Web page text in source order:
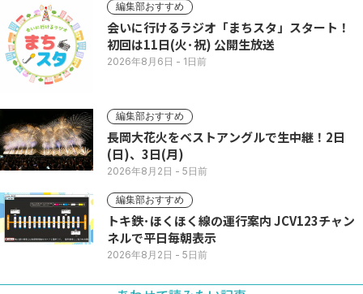
編集部おすすめ
会いに行けるラジオ「まちスタ」スタート！
初回は11日(火･祝) 公開生放送
2026年8月6日 - 1日前
編集部おすすめ
長岡大花火をベストアングルで生中継！2日
(日)、3日(月)
2026年8月2日 - 5日前
編集部おすすめ
トキ鉄･ほくほく線の運行案内 JCV123チャン
ネルで平日毎朝表示
2026年8月2日 - 5日前